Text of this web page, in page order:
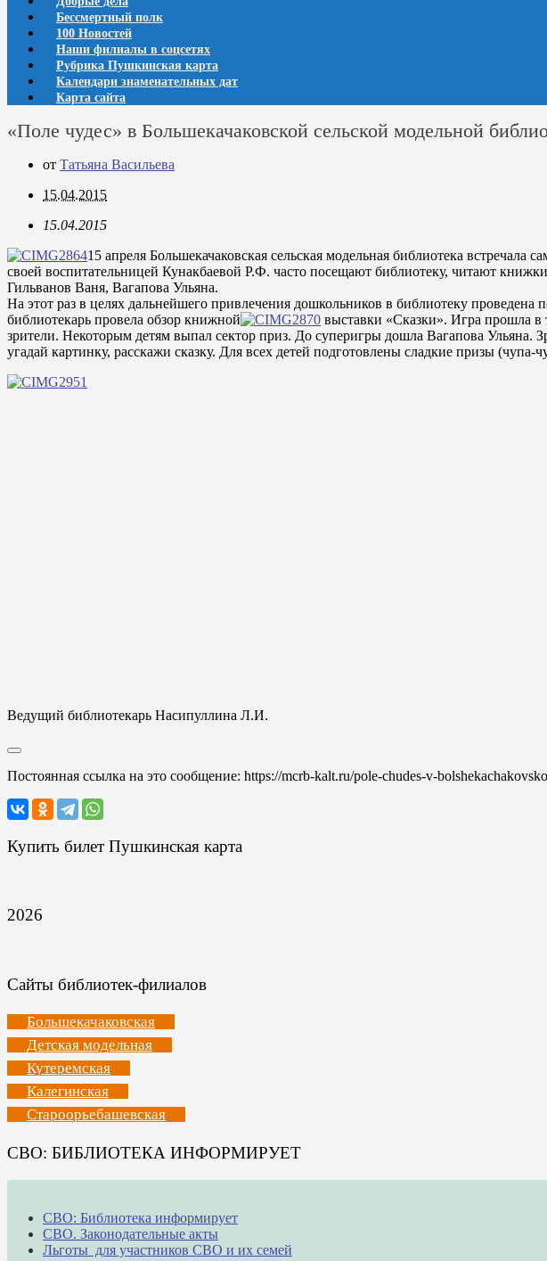
Бессмертный полк
100 Новостей
Наши филиалы в соцсетях
Рубрика Пушкинская карта
Календари знаменательных дат
Карта сайта
«Поле чудес» в Большекачаковской сельской модельной
от Татьяна Васильева
15.04.2015
15.04.2015
15 апреля Большекачаковская сельская модельная библиотека
своей воспитательницей Кунакбаевой Р.Ф. часто посещают библиотеку, читают
Гильванов Ваня, Вагапова Ульяна.
На этот раз в целях дальнейшего привлечения дошкольников в библиотеку проведена
библиотекарь провела обзор книжной
выставки «Сказки». Игра прошла в
зрители. Некоторым детям выпал сектор приз. До суперигры дошла Вагапова
угадай картинку, расскажи сказку. Для всех детей подготовлены сладкие призы (чупа-
Ведущий библиотекарь Насипуллина Л.И.
Постоянная ссылка на это сообщение: https://mcrb-kalt.ru/pole-chudes-v-
Купить билет Пушкинская карта
2026
Сайты библиотек-филиалов
Большекачаковская
Детская модельная
Кутеремская
Калегинская
Староорьебашевская
СВО: БИБЛИОТЕКА ИНФОРМИРУЕТ
СВО: Библиотека информирует
СВО. Законодательные акты
Льготы для участников СВО и их семей